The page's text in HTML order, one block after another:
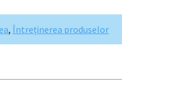
, Întreținerea produselor